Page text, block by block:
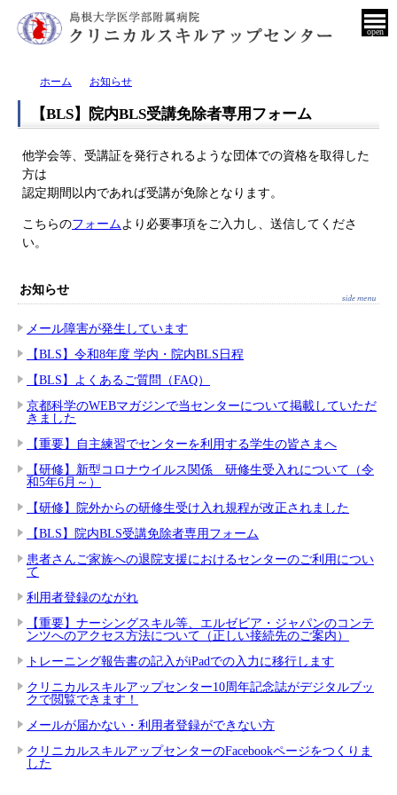
open
ホーム お知らせ
【BLS】院内BLS受講免除者専用フォーム
他学会等、受講証を発行されるような団体での資格を取得した
方は
認定期間以内であれば受講が免除となります。
こちらのフォームより必要事項をご入力し、送信してくださ
い。
お知らせ
メール障害が発生しています
【BLS】令和8年度 学内・院内BLS日程
【BLS】よくあるご質問（FAQ）
京都科学のWEBマガジンで当センターについて掲載していただ
きました
【重要】自主練習でセンターを利用する学生の皆さまへ
【研修】新型コロナウイルス関係 研修生受入れについて（令
和5年6月～）
【研修】院外からの研修生受け入れ規程が改正されました
【BLS】院内BLS受講免除者専用フォーム
患者さんご家族への退院支援におけるセンターのご利用につい
て
利用者登録のながれ
【重要】ナーシングスキル等、エルゼビア・ジャパンのコンテ
ンツへのアクセス方法について（正しい接続先のご案内）
トレーニング報告書の記入がiPadでの入力に移行します
クリニカルスキルアップセンター10周年記念誌がデジタルブッ
クで閲覧できます！
メールが届かない・利用者登録ができない方
クリニカルスキルアップセンターのFacebookページをつくりま
した